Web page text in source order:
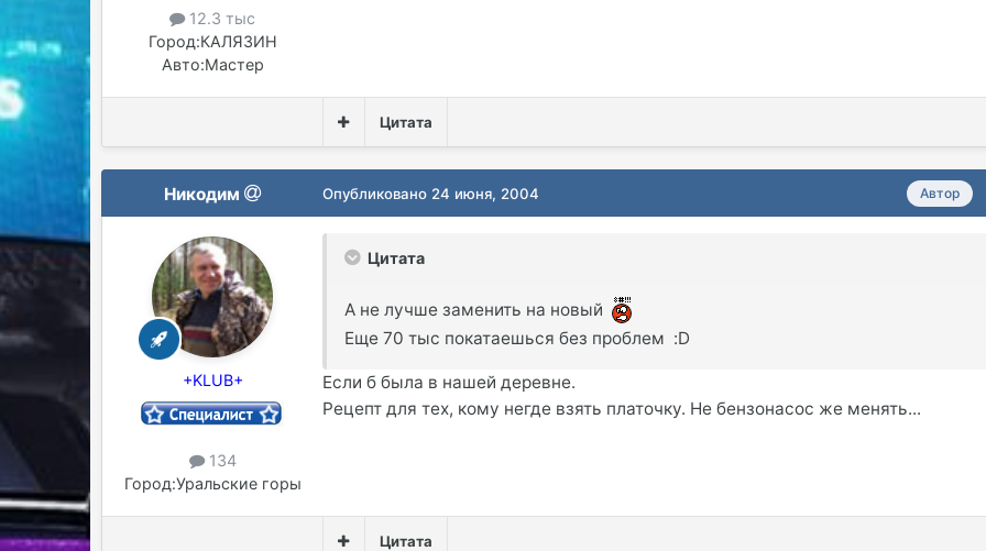
12.3 тыс
Город:КАЛЯЗИН
Авто:Мастер
Цитата
Никодим
+KLUB+
134
Город:Уральские горы
Автор
Опубликовано 24 июня, 2004
Цитата
А не лучше заменить на новый
Еще 70 тыс покатаешься без проблем :D
Если б была в нашей деревне.
Рецепт для тех, кому негде взять платочку. Не бензонасос же менять...
Цитата